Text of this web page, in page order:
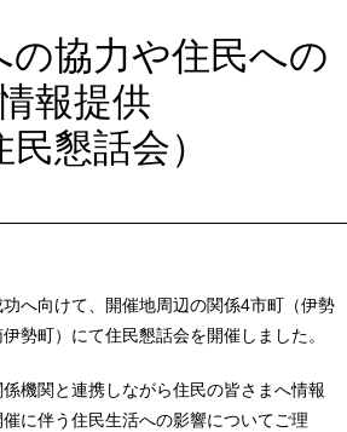
の協力や住民への
報提供
民懇話会）
へ向けて、開催地周辺の関係4市町（伊勢
勢町）にて住民懇話会を開催しました。
機関と連携しながら住民の皆さまへ情報
に伴う住民生活への影響についてご理